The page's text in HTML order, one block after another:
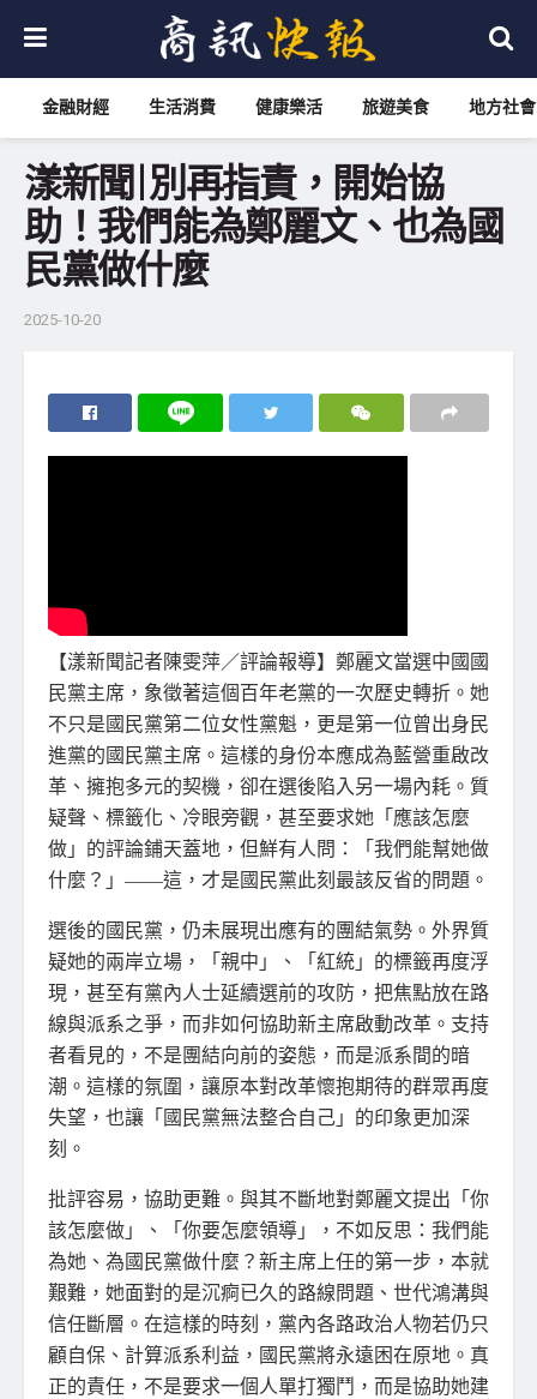
金融財經 生活消費 健康樂活 旅遊美食 地方社會
漾新聞|別再指責，開始協
助！我們能為鄭麗文、也為國
民黨做什麼
2025-10-20
【漾新聞記者陳雯萍／評論報導】鄭麗文當選中國國
民黨主席，象徵著這個百年老黨的一次歷史轉折。她
不只是國民黨第二位女性黨魁，更是第一位曾出身民
進黨的國民黨主席。這樣的身份本應成為藍營重啟改
革、擁抱多元的契機，卻在選後陷入另一場內耗。質
疑聲、標籤化、冷眼旁觀，甚至要求她「應該怎麼
做」的評論鋪天蓋地，但鮮有人問：「我們能幫她做
什麼？」——這，才是國民黨此刻最該反省的問題。
選後的國民黨，仍未展現出應有的團結氣勢。外界質
疑她的兩岸立場，「親中」、「紅統」的標籤再度浮
現，甚至有黨內人士延續選前的攻防，把焦點放在路
線與派系之爭，而非如何協助新主席啟動改革。支持
者看見的，不是團結向前的姿態，而是派系間的暗
潮。這樣的氛圍，讓原本對改革懷抱期待的群眾再度
失望，也讓「國民黨無法整合自己」的印象更加深
刻。
批評容易，協助更難。與其不斷地對鄭麗文提出「你
該怎麼做」、「你要怎麼領導」，不如反思：我們能
為她、為國民黨做什麼？新主席上任的第一步，本就
艱難，她面對的是沉痾已久的路線問題、世代鴻溝與
信任斷層。在這樣的時刻，黨內各路政治人物若仍只
顧自保、計算派系利益，國民黨將永遠困在原地。真
正的責任，不是要求一個人單打獨鬥，而是協助她建